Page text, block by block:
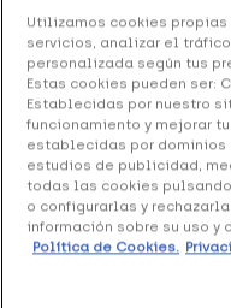
En líneas generales, el
a partir de los 35 años
mujeres que tienen
cambios hormonales
menopausia .
Los avances en
el 90 %. Pero la
Utilizamos cookies propias
servicios, analizar el
personalizada según tus
Estas cookies pueden ser:
Establecidas por nuestro
funcionamiento y mejorar
establecidas por
estudios de publicidad,
todas las cookies
o configurarlas y
información sobre su uso
Política de Cookies.